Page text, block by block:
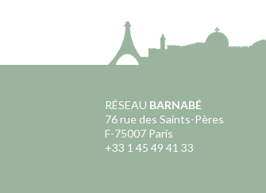
RÉSEAU BARNABÉ
76 rue des Saints-Pères
F-75007 Paris
+33 1 45 49 41 33